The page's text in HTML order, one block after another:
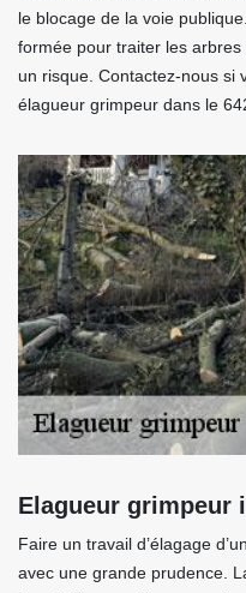
le blocage de la voie
formée pour traiter les
un risque. Contactez-nous si
élagueur grimpeur dans le
Elagueur grimpeur
Faire un travail d’élagage
avec une grande prudence.